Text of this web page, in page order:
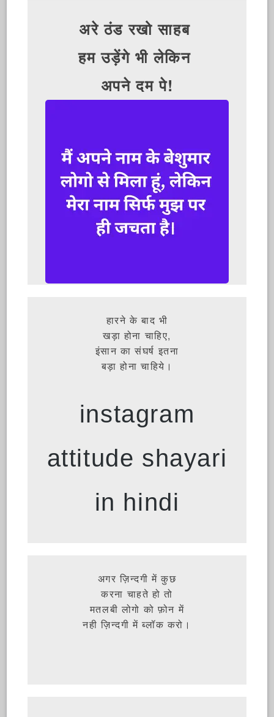
अरे ठंड रखो साहब
हम उड़ेंगे भी लेकिन
अपने दम पे!
हारने के बाद भी
खड़ा होना चाहिए,
इंसान का संघर्ष इतना
बड़ा होना चाहिये।
instagram
attitude shayari
in hindi
अगर ज़िन्दगी में कुछ
करना चाहते हो तो
मतलबी लोगो को फ़ोन में
नही ज़िन्दगी में ब्लॉक करो।